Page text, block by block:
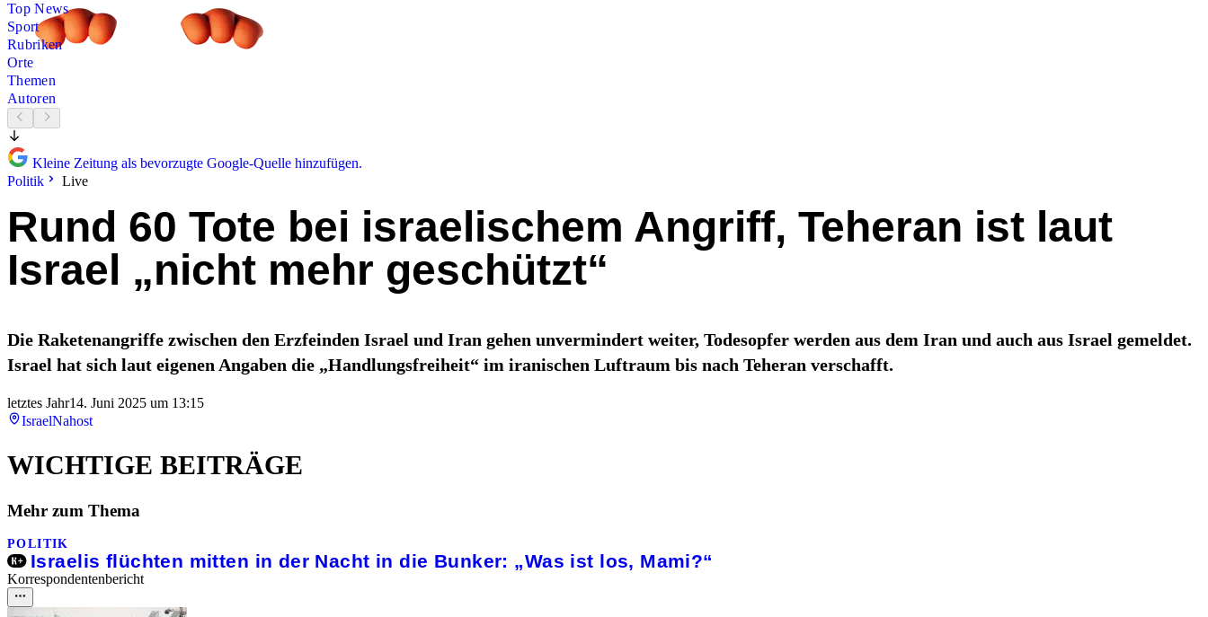
Top News
Sport
Rubriken
Orte
Themen
Autoren
Kleine Zeitung als bevorzugte Google-Quelle hinzufügen.
Politik
Live
Rund 60 Tote bei israelischem Angriff, Teheran ist laut
Israel „nicht mehr geschützt“
Die Raketenangriffe zwischen den Erzfeinden Israel und Iran gehen unvermindert weiter, Todesopfer werden aus dem Iran und auch aus Israel gemeldet.
Israel hat sich laut eigenen Angaben die „Handlungsfreiheit“ im iranischen Luftraum bis nach Teheran verschafft.
letztes Jahr14. Juni 2025 um 13:15
IsraelNahost
WICHTIGE BEITRÄGE
Mehr zum Thema
POLITIK
Israelis flüchten mitten in der Nacht in die Bunker: „Was ist los, Mami?“
Korrespondentenbericht